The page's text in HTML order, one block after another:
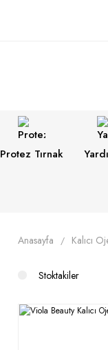
Protez Tırnak
Anasayfa Kalıcı
Stoktakiler